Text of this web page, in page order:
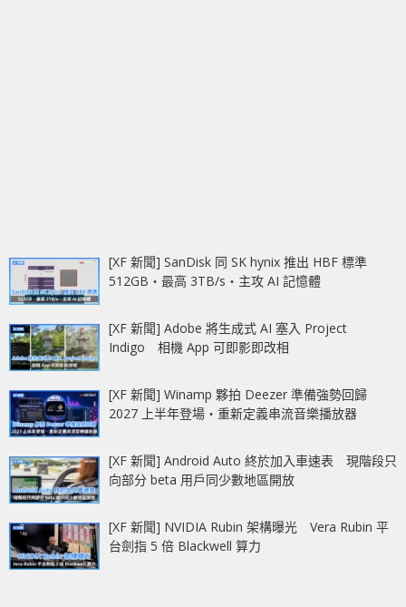
[XF 新聞] SanDisk 同 SK hynix 推出 HBF 標準
512GB‧最高 3TB/s‧主攻 AI 記憶體
[XF 新聞] Adobe 將生成式 AI 塞入 Project
Indigo 相機 App 可即影即改相
[XF 新聞] Winamp 夥拍 Deezer 準備強勢回歸
2027 上半年登場‧重新定義串流音樂播放器
[XF 新聞] Android Auto 終於加入車速表 現階段只
向部分 beta 用戶同少數地區開放
[XF 新聞] NVIDIA Rubin 架構曝光 Vera Rubin 平
台劍指 5 倍 Blackwell 算力